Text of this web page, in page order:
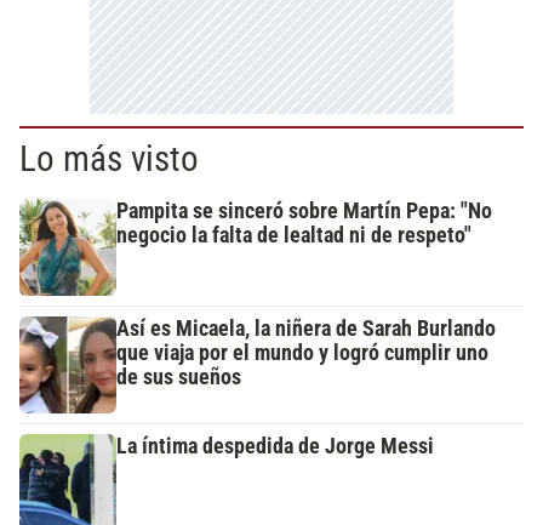
Lo más visto
Pampita se sinceró sobre Martín Pepa: "No
negocio la falta de lealtad ni de respeto"
Así es Micaela, la niñera de Sarah Burlando
que viaja por el mundo y logró cumplir uno
de sus sueños
La íntima despedida de Jorge Messi